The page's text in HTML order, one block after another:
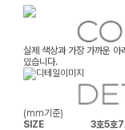
실제 색상과 가장 가까운 아
있습니다.
(mm기준)
SIZE
3호5호